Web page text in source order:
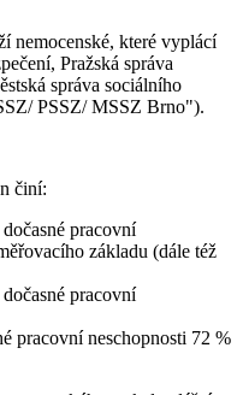
nemocenské, které vyplácí
Pražská správa
správa sociálního
PSSZ/ MSSZ Brno").
činí:
pracovní
základu (dále též
pracovní
pracovní neschopnosti 72 %